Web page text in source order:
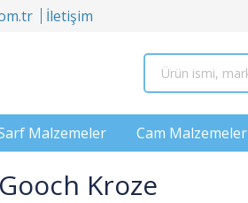
İletişim
Malzemeler Cam Malzemeler
Gooch Kroze